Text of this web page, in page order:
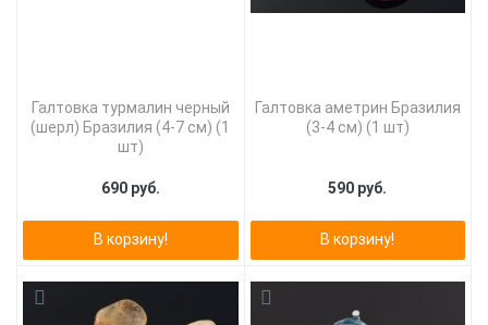
Галтовка турмалин черный
(шерл) Бразилия (4-7 см) (1
шт)
690 руб.
В корзину!
Галтовка аметрин Бразилия
(3-4 см) (1 шт)
590 руб.
В корзину!